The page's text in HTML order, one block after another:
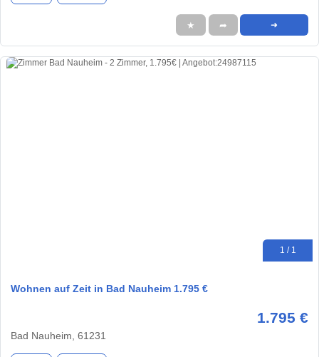
★ ➦ ➜
1 / 1
Wohnen auf Zeit in Bad Nauheim 1.795 €
1.795 €
Bad Nauheim, 61231